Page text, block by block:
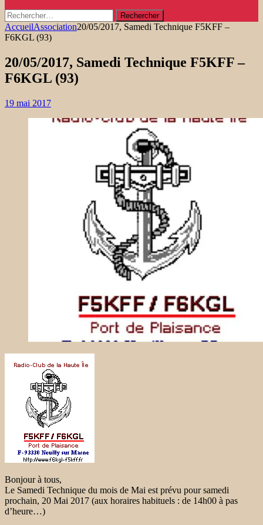
Rechercher :
AccueilAssociation20/05/2017, Samedi Technique F5KFF –
F6KGL (93)
20/05/2017, Samedi Technique F5KFF –
F6KGL (93)
19 mai 2017
Bonjour à tous,
Le Samedi Technique du mois de Mai est prévu pour samedi
prochain, 20 Mai 2017 (aux horaires habituels : de 14h00 à pas
d’heure…)